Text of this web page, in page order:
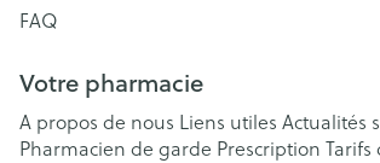
FAQ
Votre pharmacie
A propos de nous Liens utiles Actualités
Pharmacien de garde Prescription Tarifs